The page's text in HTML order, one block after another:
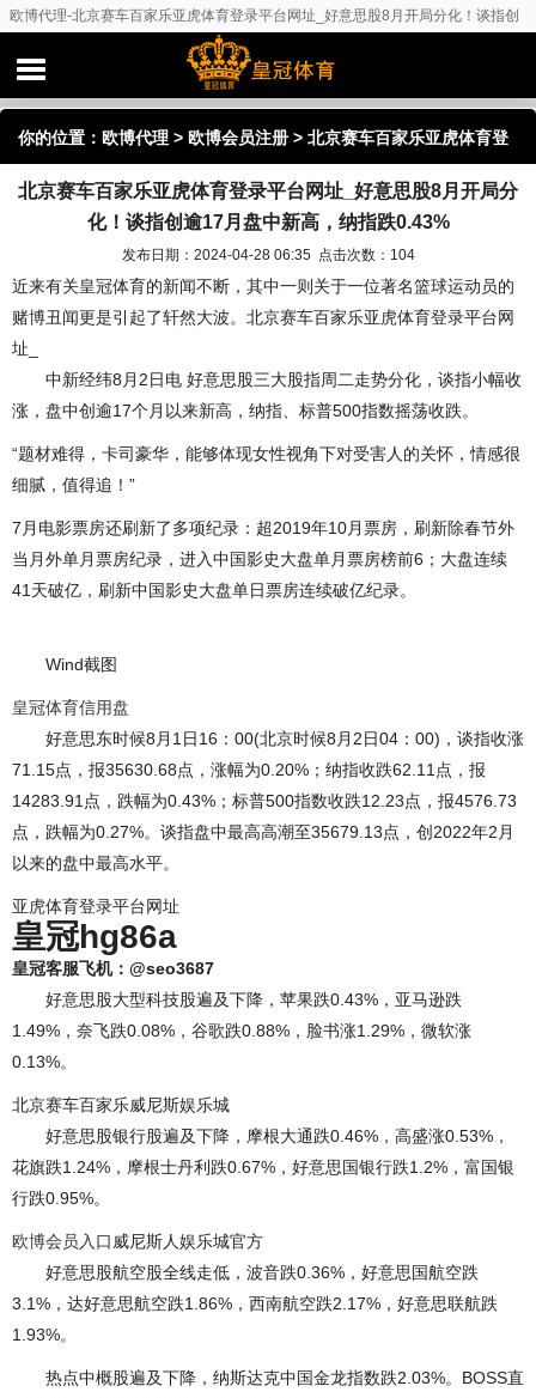
欧博代理-北京赛车百家乐亚虎体育登录平台网址_好意思股8月开局分化！谈指创
逾17月盘中新高，纳指跌0.43%
你的位置： 欧博代理 > 欧博会员注册 > 北京赛车百家乐亚虎体育登
录平台网址_好意思股8月开局分化！谈指创逾17月盘中新高，纳指
北京赛车百家乐亚虎体育登录平台网址_好意思股8月开局分
化！谈指创逾17月盘中新高，纳指跌0.43%
发布日期：2024-04-28 06:35 点击次数：104
近来有关皇冠体育的新闻不断，其中一则关于一位著名篮球运动员的
赌博丑闻更是引起了轩然大波。北京赛车百家乐亚虎体育登录平台网
址_
中新经纬8月2日电 好意思股三大股指周二走势分化，谈指小幅收
涨，盘中创逾17个月以来新高，纳指、标普500指数摇荡收跌。
“题材难得，卡司豪华，能够体现女性视角下对受害人的关怀，情感很
细腻，值得追！”
7月电影票房还刷新了多项纪录：超2019年10月票房，刷新除春节外
当月外单月票房纪录，进入中国影史大盘单月票房榜前6；大盘连续
41天破亿，刷新中国影史大盘单日票房连续破亿纪录。
Wind截图
皇冠体育信用盘
好意思东时候8月1日16：00(北京时候8月2日04：00)，谈指收涨
71.15点，报35630.68点，涨幅为0.20%；纳指收跌62.11点，报
14283.91点，跌幅为0.43%；标普500指数收跌12.23点，报4576.73
点，跌幅为0.27%。谈指盘中最高高潮至35679.13点，创2022年2月
以来的盘中最高水平。
亚虎体育登录平台网址
皇冠hg86a
皇冠客服飞机：@seo3687
好意思股大型科技股遍及下降，苹果跌0.43%，亚马逊跌
1.49%，奈飞跌0.08%，谷歌跌0.88%，脸书涨1.29%，微软涨
0.13%。
北京赛车百家乐威尼斯娱乐城
好意思股银行股遍及下降，摩根大通跌0.46%，高盛涨0.53%，
花旗跌1.24%，摩根士丹利跌0.67%，好意思国银行跌1.2%，富国银
行跌0.95%。
欧博会员入口 威尼斯人娱乐城官方
好意思股航空股全线走低，波音跌0.36%，好意思国航空跌
3.1%，达好意思航空跌1.86%，西南航空跌2.17%，好意思联航跌
1.93%。
热点中概股遍及下降，纳斯达克中国金龙指数跌2.03%。BOSS直